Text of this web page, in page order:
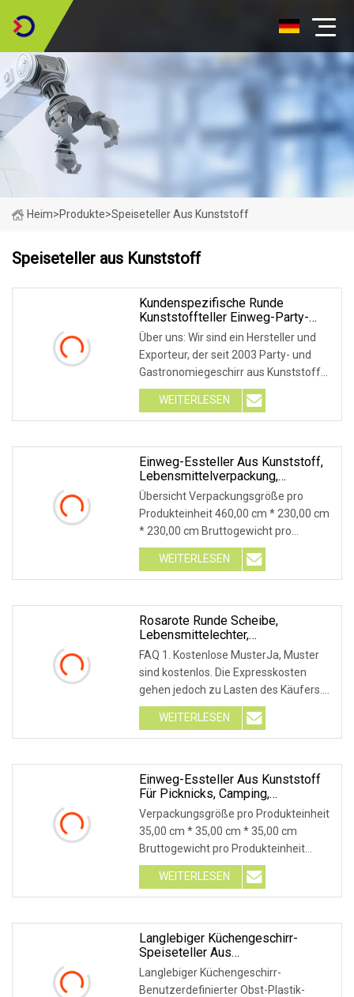
Heim>Produkte>Speiseteller Aus Kunststoff
Speiseteller aus Kunststoff
Kundenspezifische Runde
Kunststoffteller Einweg-Party-
Dinner-Food-PP/PS-Gericht
Über uns: Wir sind ein Hersteller und
Exporteur, der seit 2003 Party- und
Gastronomiegeschirr aus Kunststoff
anbietet u
WEITERLESEN
Einweg-Essteller Aus Kunststoff,
Lebensmittelverpackung,
Kunststoffteller Zum Verkauf
Übersicht Verpackungsgröße pro
Produkteinheit 460,00 cm * 230,00 cm
* 230,00 cm Bruttogewicht pro
Produkteinheit 9,500 k
WEITERLESEN
Rosarote Runde Scheibe,
Lebensmittelechter,
Umweltfreundlicher Kunststoff-
Abendessenteller, Ovaler Teller Für
Pasta
FAQ 1. Kostenlose MusterJa, Muster
sind kostenlos. Die Expresskosten
gehen jedoch zu Lasten des Käufers.
Versandarten:
WEITERLESEN
Einweg-Essteller Aus Kunststoff
Für Picknicks, Camping,
Geburtstagsfeiern Im Freien
Verpackungsgröße pro Produkteinheit
35,00 cm * 35,00 cm * 35,00 cm
Bruttogewicht pro Produkteinheit
0,450 kg Produktbesc
WEITERLESEN
Langlebiger Küchengeschirr-
Speiseteller Aus
Kundenspezifischem Obst-
Kunststoff
Langlebiger Küchengeschirr-
Benutzerdefinierter Obst-Plastik-